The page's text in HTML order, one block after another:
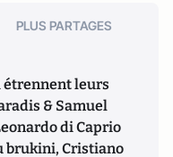
dans la politique et
PLUS PARTAGES
étrennent leurs
& Samuel
di Caprio
brukini, Cristiano